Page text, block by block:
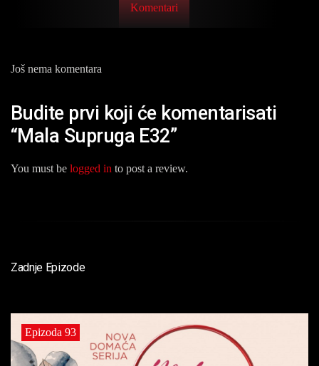
Komentari
Još nema komentara
Budite prvi koji će komentarisati
“Mala Supruga E32”
You must be logged in to post a review.
Zadnje Epizode
Epizoda 93